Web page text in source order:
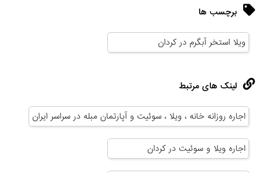
برچسب ها
ویلا استخر آبگرم در کردان
لینک های مرتبط
اجاره روزانه خانه ، ویلا ، سوئیت و آپارتمان مبله در سراسر ایران
اجاره ویلا و سوئیت در کردان